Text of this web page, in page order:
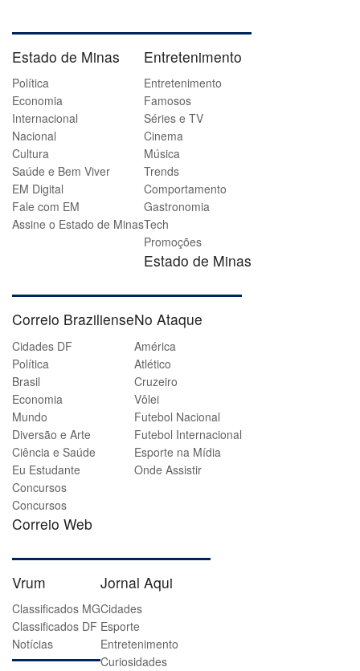
Estado de Minas
Política
Economia
Internacional
Nacional
Cultura
Saúde e Bem Viver
EM Digital
Fale com EM
Assine o Estado de Minas
Entretenimento
Entretenimento
Famosos
Séries e TV
Cinema
Música
Trends
Comportamento
Gastronomia
Tech
Promoções
Estado de Minas
Correio Braziliense
Cidades DF
Política
Brasil
Economia
Mundo
Diversão e Arte
Ciência e Saúde
Eu Estudante
Concursos
Concursos
Correio Web
No Ataque
América
Atlético
Cruzeiro
Vôlei
Futebol Nacional
Futebol Internacional
Esporte na Mídia
Onde Assistir
Vrum
Classificados MG
Classificados DF
Notícias
Jornal Aqui
Cidades
Esporte
Entretenimento
Curiosidades